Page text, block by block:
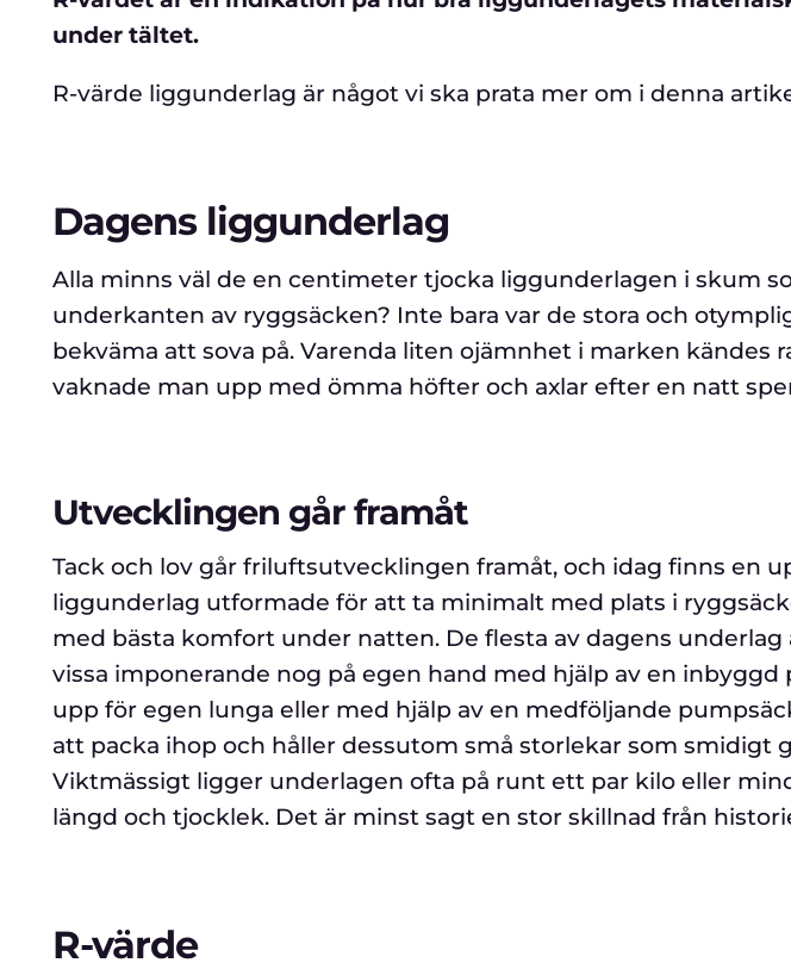
under tältet.
R-värde liggunderlag är något vi ska prata mer om i denna
Dagens liggunderlag
Alla minns väl de en centimeter tjocka liggunderlagen i skum
underkanten av ryggsäcken? Inte bara var de stora och
bekväma att sova på. Varenda liten ojämnhet i marken kändes
vaknade man upp med ömma höfter och axlar efter en natt
Utvecklingen går framåt
Tack och lov går friluftsutvecklingen framåt, och idag finns en
liggunderlag utformade för att ta minimalt med plats i
med bästa komfort under natten. De flesta av dagens underlag
vissa imponerande nog på egen hand med hjälp av en inbyggd
upp för egen lunga eller med hjälp av en medföljande
att packa ihop och håller dessutom små storlekar som smidigt
Viktmässigt ligger underlagen ofta på runt ett par kilo eller
längd och tjocklek. Det är minst sagt en stor skillnad från
R-värde